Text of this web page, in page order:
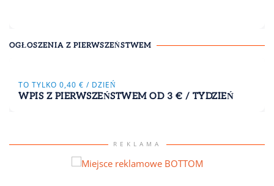
OGŁOSZENIA Z PIERWSZEŃSTWEM
TO TYLKO 0,40 € / DZIEŃ
WPIS Z PIERWSZEŃSTWEM OD 3 € / TYDZIEŃ
REKLAMA